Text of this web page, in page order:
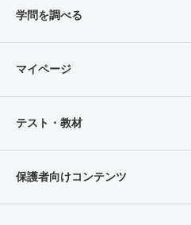
学問を調べる
マイページ
テスト・教材
保護者向けコンテンツ